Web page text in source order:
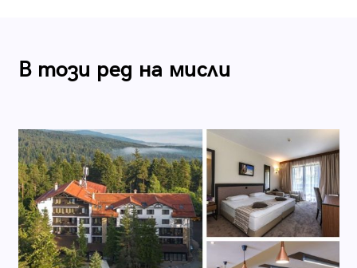
В този ред на мисли